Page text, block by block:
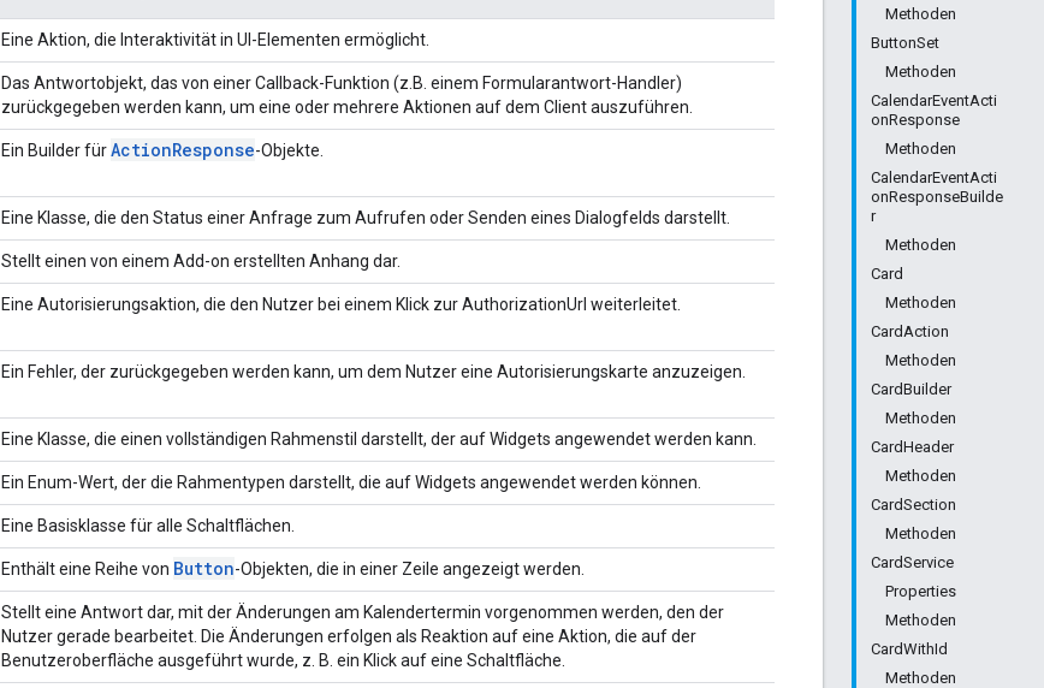
Methoden
ButtonSet
Methoden
CalendarEventActi
onResponse
Methoden
CalendarEventActi
onResponseBuilde
r
Methoden
Card
Methoden
CardAction
Methoden
CardBuilder
Methoden
CardHeader
Methoden
CardSection
Methoden
CardService
Properties
Methoden
CardWithId
Methoden
Eine Aktion, die Interaktivität in UI-Elementen ermöglicht.
Das Antwortobjekt, das von einer Callback-Funktion (z.B. einem Formularantwort-Handler)
zurückgegeben werden kann, um eine oder mehrere Aktionen auf dem Client auszuführen.
Ein Builder fürActionResponse-Objekte.
Eine Klasse, die den Status einer Anfrage zum Aufrufen oder Senden eines Dialogfelds darstellt.
Stellt einen von einem Add-on erstellten Anhang dar.
Eine Autorisierungsaktion, die den Nutzer bei einem Klick zur AuthorizationUrl weiterleitet.
Ein Fehler, der zurückgegeben werden kann, um dem Nutzer eine Autorisierungskarte anzuzeigen.
Eine Klasse, die einen vollständigen Rahmenstil darstellt, der auf Widgets angewendet werden kann.
Ein Enum-Wert, der die Rahmentypen darstellt, die auf Widgets angewendet werden können.
Eine Basisklasse für alle Schaltflächen.
Enthält eine Reihe von Button-Objekten, die in einer Zeile angezeigt werden.
Stellt eine Antwort dar, mit der Änderungen am Kalendertermin vorgenommen werden, den der
Nutzer gerade bearbeitet. Die Änderungen erfolgen als Reaktion auf eine Aktion, die auf der
Benutzeroberfläche ausgeführt wurde, z. B. ein Klick auf eine Schaltfläche.